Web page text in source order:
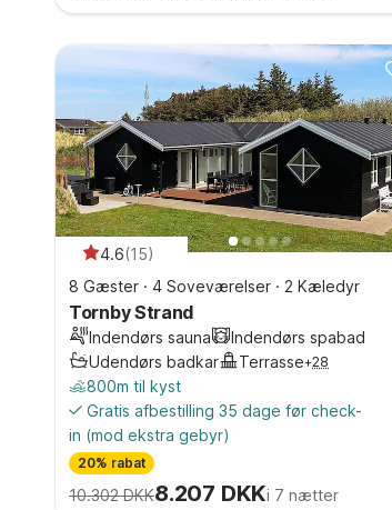
4.6(15)
8 Gæster · 4 Soveværelser · 2 Kæledyr
Tornby Strand
Indendørs sauna
Indendørs spabad
Udendørs badkar
Terrasse+28
800m til kyst
Gratis afbestilling 35 dage før check-
in (mod ekstra gebyr)
20% rabat
10.302 DKK8.207 DKKi 7 nætter